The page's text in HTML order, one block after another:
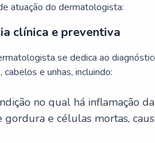
atuação do dermatologista:
clínica e preventiva
se dedica ao
e unhas, incluindo:
no qual há inflamação
e células mortas,